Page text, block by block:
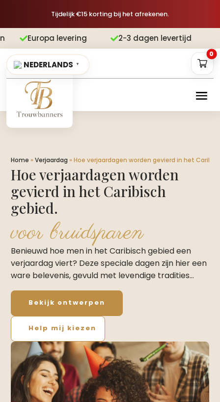
Tijdelijk €15 korting bij het afrekenen.
levering 2-3 dagen levertijd
NEDERLANDS ▼
0
Home »Verjaardag »Hoe verjaardagen worden gevierd in het
Hoe verjaardagen worden
gevierd in het Caribisch
gebied.​
voor bruidsparen
Benieuwd hoe men in het Caribisch gebied een
verjaardag viert? Deze speciale dagen zijn hier een
ware belevenis, gevuld met levendige tradities…
Bekijk ontwerpen
Help mij kiezen